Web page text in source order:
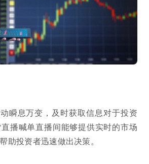
瞬息万变，及时获取信息对于投资
播喊单直播间能够提供实时的市场
助投资者迅速做出决策。